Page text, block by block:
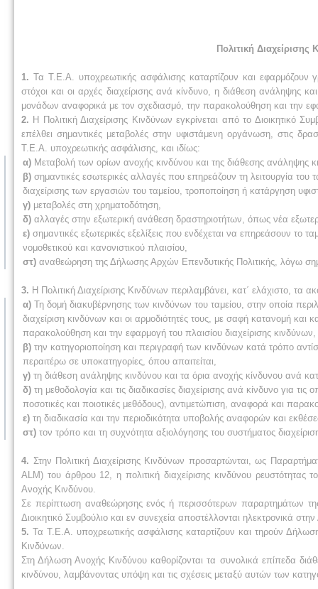
Πολιτική
1. Τα Τ.Ε.Α. υποχρεωτικής ασφάλισης καταρτίζουν και εφαρμόζουν
στόχοι και οι αρχές διαχείρισης ανά κίνδυνο, η διάθεση ανάληψης
μονάδων αναφορικά με τον σχεδιασμό, την παρακολούθηση και την
2. Η Πολιτική Διαχείρισης Κινδύνων εγκρίνεται από το Διοικητικό
επέλθει σημαντικές μεταβολές στην υφιστάμενη οργάνωση, στις
Τ.Ε.Α. υποχρεωτικής ασφάλισης, και ιδίως:
α) Μεταβολή των ορίων ανοχής κινδύνου και της διάθεσης ανάληψης
β) σημαντικές εσωτερικές αλλαγές που επηρεάζουν τη λειτουργία
διαχείρισης των εργασιών του ταμείου, τροποποίηση ή κατάργηση
γ) μεταβολές στη χρηματοδότηση,
δ) αλλαγές στην εξωτερική ανάθεση δραστηριοτήτων, όπως νέα
ε) σημαντικές εξωτερικές εξελίξεις που ενδέχεται να επηρεάσουν το
νομοθετικού και κανονιστικού πλαισίου,
στ) αναθεώρηση της Δήλωσης Αρχών Επενδυτικής Πολιτικής, λόγω
3. Η Πολιτική Διαχείρισης Κινδύνων περιλαμβάνει, κατ΄ ελάχιστο, τα
α) Τη δομή διακυβέρνησης των κινδύνων του ταμείου, στην οποία
διαχείριση κινδύνων και οι αρμοδιότητές τους, με σαφή κατανομή
παρακολούθηση και την εφαρμογή του πλαισίου διαχείρισης κινδύνων,
β) την κατηγοριοποίηση και περιγραφή των κινδύνων κατά τρόπο
περαιτέρω σε υποκατηγορίες, όπου απαιτείται,
γ) τη διάθεση ανάληψης κινδύνου και τα όρια ανοχής κίνδυνου ανά
δ) τη μεθοδολογία και τις διαδικασίες διαχείρισης ανά κίνδυνο για
ποσοτικές και ποιοτικές μεθόδους), αντιμετώπιση, αναφορά και
ε) τη διαδικασία και την περιοδικότητα υποβολής αναφορών και
στ) τον τρόπο και τη συχνότητα αξιολόγησης του συστήματος
4. Στην Πολιτική Διαχείρισης Κινδύνων προσαρτώνται, ως
ALM) του άρθρου 12, η πολιτική διαχείρισης κινδύνου
Ανοχής Κινδύνου.
Σε περίπτωση αναθεώρησης ενός ή περισσότερων παραρτημάτων
Διοικητικό Συμβούλιο και εν συνεχεία αποστέλλονται ηλεκτρονικά
5.Τα Τ.Ε.Α. υποχρεωτικής ασφάλισης καταρτίζουν και τηρούν
Κινδύνων.
Στη Δήλωση Ανοχής Κινδύνου καθορίζονται τα συνολικά επίπεδα
κινδύνου, λαμβάνοντας υπόψη και τις σχέσεις μεταξύ αυτών των